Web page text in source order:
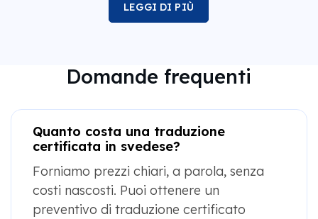
LEGGI DI PIÙ
Domande frequenti
Quanto costa una traduzione
certificata in svedese?
Forniamo prezzi chiari, a parola, senza
costi nascosti. Puoi ottenere un
preventivo di traduzione certificato